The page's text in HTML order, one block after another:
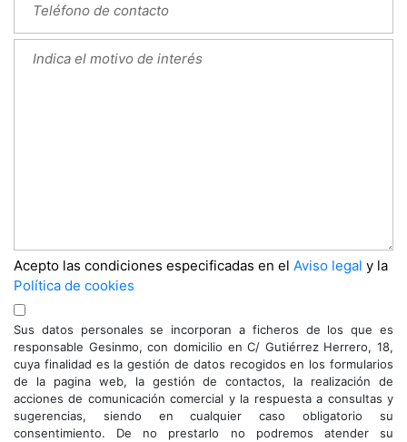
Acepto las condiciones especificadas en el Aviso legal y la
Política de cookies
Sus datos personales se incorporan a ficheros de los que es
responsable Gesinmo, con domicilio en C/ Gutiérrez Herrero, 18,
cuya finalidad es la gestión de datos recogidos en los formularios
de la pagina web, la gestión de contactos, la realización de
acciones de comunicación comercial y la respuesta a consultas y
sugerencias, siendo en cualquier caso obligatorio su
consentimiento. De no prestarlo no podremos atender su